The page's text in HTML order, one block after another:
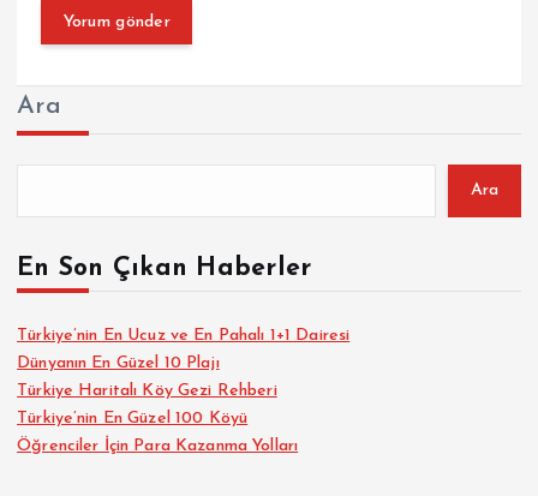
Ara
Ara
En Son Çıkan Haberler
Türkiye’nin En Ucuz ve En Pahalı 1+1 Dairesi
Dünyanın En Güzel 10 Plajı
Türkiye Haritalı Köy Gezi Rehberi
Türkiye’nin En Güzel 100 Köyü
Öğrenciler İçin Para Kazanma Yolları